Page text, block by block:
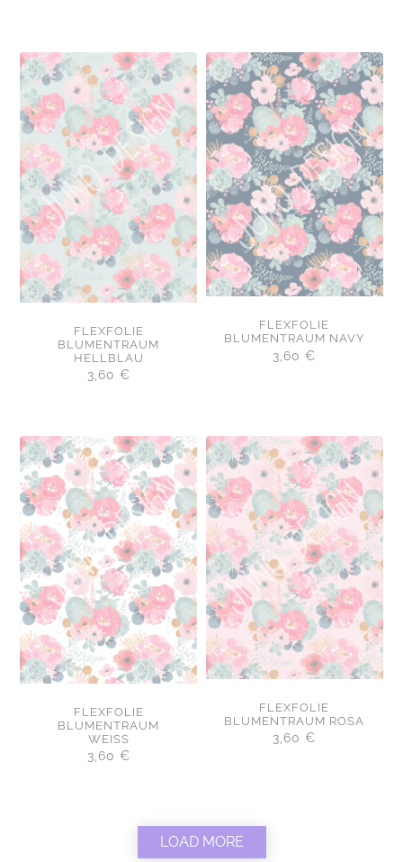
FLEXFOLIE
BLUMENTRAUM
HELLBLAU
3,60 €
FLEXFOLIE
BLUMENTRAUM NAVY
3,60€
FLEXFOLIE
BLUMENTRAUM
WEISS
3,60 €
FLEXFOLIE
BLUMENTRAUM ROSA
3,60€
LOAD MORE